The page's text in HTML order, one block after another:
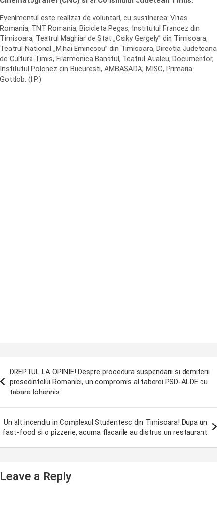
Evenimentul este realizat de voluntari, cu sustinerea: Vitas
Romania, TNT Romania, Bicicleta Pegas, Institutul Francez din
Timisoara, Teatrul Maghiar de Stat „Csiky Gergely” din Timisoara,
Teatrul National „Mihai Eminescu” din Timisoara, Directia Judeteana
de Cultura Timis, Filarmonica Banatul, Teatrul Aualeu, Documentor,
Institutul Polonez din Bucuresti, AMBASADA, MISC, Primaria
Gottlob. (I.P.)
DREPTUL LA OPINIE! Despre procedura suspendarii si demiterii
presedintelui Romaniei, un compromis al taberei PSD-ALDE cu
tabara Iohannis
Un alt incendiu in Complexul Studentesc din Timisoara! Dupa un
fast-food si o pizzerie, acuma flacarile au distrus un restaurant
Leave a Reply